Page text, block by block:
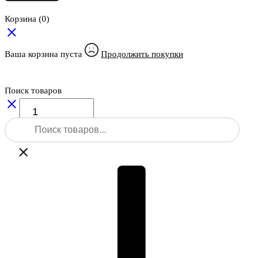
Количество
товара
Leica
–
Корзина (0)
Ваша корзина пуста Продолжить покупки
Поиск товаров
Поиск
товаров